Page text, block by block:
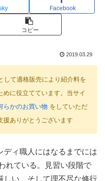
Facebook
コピー
2019.03.29
して適格販売により紹介料を
に役立てています。当サイ
らかのお買い物 をしていただ
援ありがとうございます
ディ職人にはなるまでには
れている。見習い段階で
しい、そして理不尽な修行